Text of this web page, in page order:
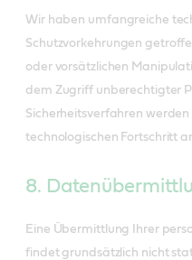
Wir haben umfangreiche
Schutzvorkehrungen
oder vorsätzlichen
dem Zugriff unberechtigter
Sicherheitsverfahren
technologischen Fortschritt
8.
Eine Übermittlung Ihrer
findet grundsätzlich nicht